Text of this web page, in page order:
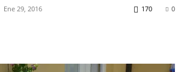
Ene 29, 2016 0
170